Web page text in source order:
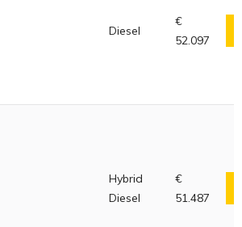
Diesel
€
52.097
Hybrid
Diesel
€
51.487